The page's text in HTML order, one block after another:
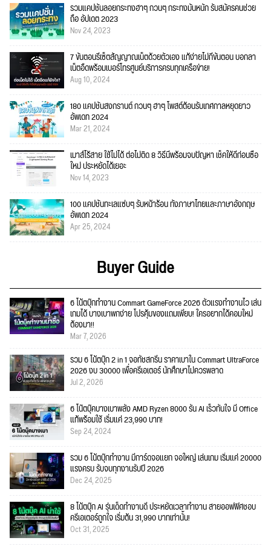
รวมแคปชั่นลอยกระทงฮาๆ กวนๆ กระทงมันหนัก รับสมัครคนช่วย
ถือ อัปเดต 2023
Nov 24, 2023
7 ขั้นตอนรีเซ็ตสัญญาณเน็ตด้วยตัวเอง แก้ง่ายไม่กี่ขั้นตอน บอกลา
เน็ตอืดพร้อมเบอร์โทรศูนย์บริการครบทุกเครือข่าย!
Aug 10, 2024
180 แคปชั่นสงกรานต์ กวนๆ ฮาๆ โพสต์ต้อนรับเทศกาลหยุดยาว
อัพเดท 2024
Mar 21, 2024
เมาส์ไร้สาย ใช้ไม่ได้ ต่อไม่ติด 8 วิธีนี้พร้อมจบปัญหา เช็คให้ดีก่อนซื้อ
ใหม่ ประหยัดได้เยอะ
Nov 14, 2023
100 แคปชั่นทะเลแซ่บๆ รับหน้าร้อน ทั้งภาษาไทยและภาษาอังกฤษ
อัพเดท 2024
Apr 25, 2024
Buyer Guide
6 โน้ตบุ๊กทำงาน Commart GameForce 2026 ตัวแรงทำงานไว เล่น
เกมได้ บางเบาพกง่าย โปรคุ้มของแถมเพียบ! ใครอยากได้คอมใหม่
ต้องมา!!
Mar 7, 2026
รวม 6 โน้ตบุ๊ก 2 in 1 จอทัชสกรีน ราคาเบาใน Commart UltraForce
2026 งบ 30000 เพื่อครีเอเตอร์ นักศึกษาไม่ควรพลาด
Jul 2, 2026
6 โน๊ตบุ๊คบางเบาพลัง AMD Ryzen 8000 รัน AI เร็วทันใจ มี Office
แท้พร้อมใช้ เริ่มแค่ 23,990 บาท!
Sep 24, 2024
รวม 6 โน้ตบุ๊กทำงาน มีการ์ดจอแยก จอใหญ่ เล่นเกม เริ่มแค่ 20000
แรงครบ รับจบทุกงานรับปี 2026
Dec 24, 2025
8 โน้ตบุ๊ก AI รุ่นเด็ดทำงานดี ประหยัดเวลาทำงาน สายออฟฟิศชอบ
ครีเอเตอร์ถูกใจ เริ่มต้น 31,990 บาทเท่านั้น!
Oct 31, 2025